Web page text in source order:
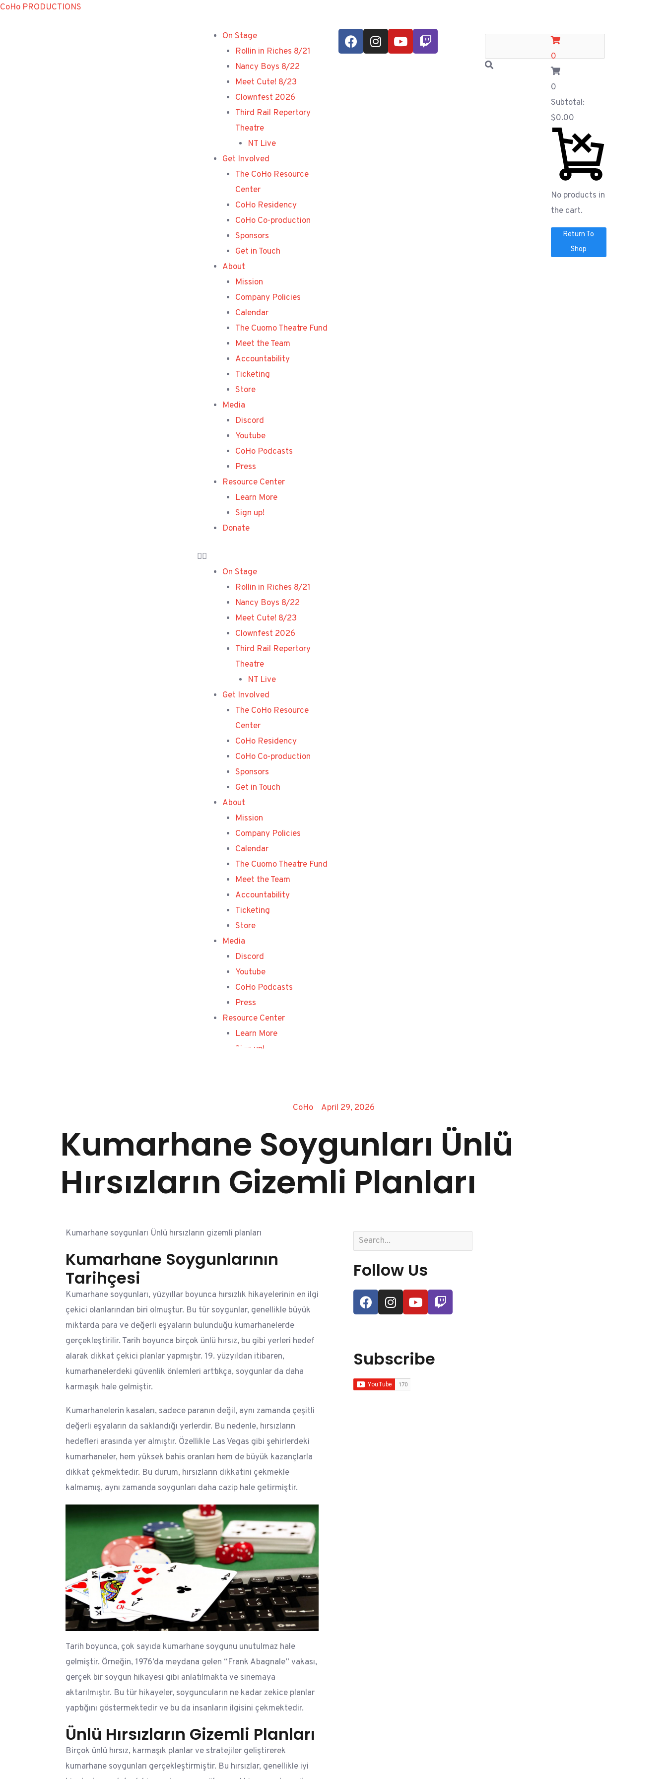
CoHo PRODUCTIONS
On Stage
Rollin in Riches 8/21
Nancy Boys 8/22
Meet Cute! 8/23
Clownfest 2026
Third Rail Repertory
Theatre
NT Live
Get Involved
The CoHo Resource
Center
CoHo Residency
CoHo Co-production
Sponsors
Get in Touch
About
Mission
Company Policies
Calendar
The Cuomo Theatre Fund
Meet the Team
Accountability
Ticketing
Store
Media
Discord
Youtube
CoHo Podcasts
Press
Resource Center
Learn More
Sign up!
Donate
On Stage
Rollin in Riches 8/21
Nancy Boys 8/22
Meet Cute! 8/23
Clownfest 2026
Third Rail Repertory
Theatre
NT Live
Get Involved
The CoHo Resource
Center
CoHo Residency
CoHo Co-production
Sponsors
Get in Touch
About
Mission
Company Policies
Calendar
The Cuomo Theatre Fund
Meet the Team
Accountability
Ticketing
Store
Media
Discord
Youtube
CoHo Podcasts
Press
Resource Center
Learn More
Sign up!
0
0
Subtotal:
$0.00
No products in
the cart.
Return To
Shop
CoHo April 29, 2026
Kumarhane Soygunları Ünlü
Hırsızların Gizemli Planları
Kumarhane soygunları Ünlü hırsızların gizemli planları
Kumarhane Soygunlarının
Tarihçesi
Kumarhane soygunları, yüzyıllar boyunca hırsızlık hikayelerinin en ilgi
çekici olanlarından biri olmuştur. Bu tür soygunlar, genellikle büyük
miktarda para ve değerli eşyaların bulunduğu kumarhanelerde
gerçekleştirilir. Tarih boyunca birçok ünlü hırsız, bu gibi yerleri hedef
alarak dikkat çekici planlar yapmıştır. 19. yüzyıldan itibaren,
kumarhanelerdeki güvenlik önlemleri arttıkça, soygunlar da daha
karmaşık hale gelmiştir.
Kumarhanelerin kasaları, sadece paranın değil, aynı zamanda çeşitli
değerli eşyaların da saklandığı yerlerdir. Bu nedenle, hırsızların
hedefleri arasında yer almıştır. Özellikle Las Vegas gibi şehirlerdeki
kumarhaneler, hem yüksek bahis oranları hem de büyük kazançlarla
dikkat çekmektedir. Bu durum, hırsızların dikkatini çekmekle
kalmamış, aynı zamanda soygunları daha cazip hale getirmiştir.
Tarih boyunca, çok sayıda kumarhane soygunu unutulmaz hale
gelmiştir. Örneğin, 1976’da meydana gelen “Frank Abagnale” vakası,
gerçek bir soygun hikayesi gibi anlatılmakta ve sinemaya
aktarılmıştır. Bu tür hikayeler, soyguncuların ne kadar zekice planlar
yaptığını göstermektedir ve bu da insanların ilgisini çekmektedir.
Ünlü Hırsızların Gizemli Planları
Birçok ünlü hırsız, karmaşık planlar ve stratejiler geliştirerek
kumarhane soygunları gerçekleştirmiştir. Bu hırsızlar, genellikle iyi
Follow Us
Subscribe